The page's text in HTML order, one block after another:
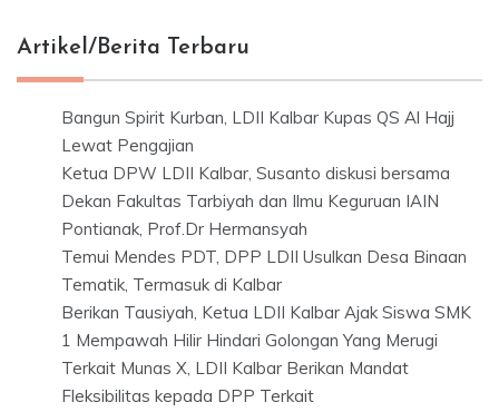
Artikel/Berita Terbaru
Bangun Spirit Kurban, LDII Kalbar Kupas QS Al Hajj
Lewat Pengajian
Ketua DPW LDII Kalbar, Susanto diskusi bersama
Dekan Fakultas Tarbiyah dan Ilmu Keguruan IAIN
Pontianak, Prof.Dr Hermansyah
Temui Mendes PDT, DPP LDII Usulkan Desa Binaan
Tematik, Termasuk di Kalbar
Berikan Tausiyah, Ketua LDII Kalbar Ajak Siswa SMK
1 Mempawah Hilir Hindari Golongan Yang Merugi
Terkait Munas X, LDII Kalbar Berikan Mandat
Fleksibilitas kepada DPP Terkait